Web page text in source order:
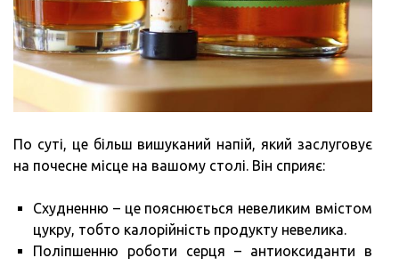
По суті, це більш вишуканий напій, який заслуговує
на почесне місце на вашому столі. Він сприяє:
Схудненню – це пояснюється невеликим вмістом
цукру, тобто калорійність продукту невелика.
Поліпшенню роботи серця – антиоксиданти в